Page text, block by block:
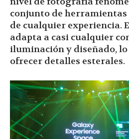
conjunto de herramientas
de cualquier experiencia.
adapta a casi cualquier
iluminación y diseñado,
ofrecer detalles esterales.